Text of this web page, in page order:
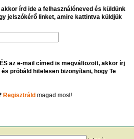
írd ide a felhasználóneved és küldünk
jelszókérő linket, amire kattintva küldjük
az e-mail címed is megváltozott, akkor írj
próbáld hitelesen bizonyítani, hogy Te
Regisztráldmagad most!